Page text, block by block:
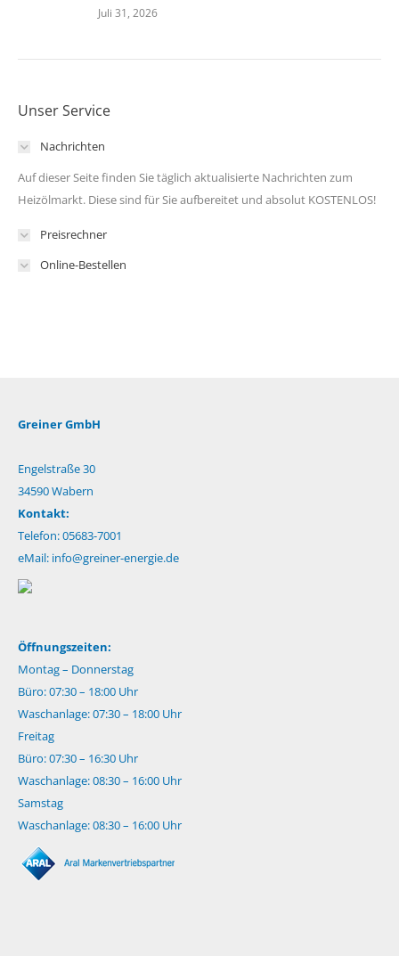
Juli 31, 2026
Unser Service
Nachrichten
Auf dieser Seite finden Sie täglich aktualisierte Nachrichten zum
Heizölmarkt. Diese sind für Sie aufbereitet und absolut KOSTENLOS!
Preisrechner
Online-Bestellen
Greiner GmbH
Engelstraße 30
34590 Wabern
Kontakt:
Telefon: 05683-7001
eMail: info@greiner-energie.de
Öffnungszeiten:
Montag – Donnerstag
Büro: 07:30 – 18:00 Uhr
Waschanlage: 07:30 – 18:00 Uhr
Freitag
Büro: 07:30 – 16:30 Uhr
Waschanlage: 08:30 – 16:00 Uhr
Samstag
Waschanlage: 08:30 – 16:00 Uhr